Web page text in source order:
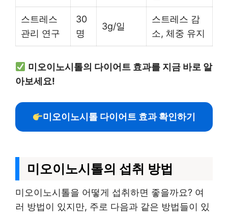
스트레스
관리 연구
30
명
3g/일
스트레스 감
소, 체중 유지
미오이노시톨의 다이어트 효과를 지금 바로 알
아보세요!
미오이노시톨 다이어트 효과 확인하기
미오이노시톨의 섭취 방법
미오이노시톨을 어떻게 섭취하면 좋을까요? 여
러 방법이 있지만, 주로 다음과 같은 방법들이 있